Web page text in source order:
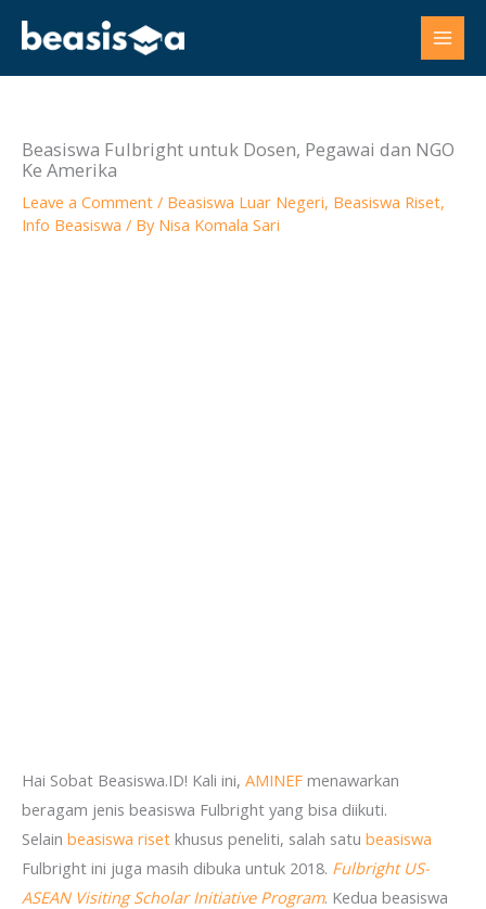
content
Beasiswa Fulbright untuk Dosen, Pegawai dan NGO
Ke Amerika
Leave a Comment / Beasiswa Luar Negeri, Beasiswa Riset,
Info Beasiswa / By Nisa Komala Sari
Hai Sobat Beasiswa.ID! Kali ini, AMINEF menawarkan
beragam jenis beasiswa Fulbright yang bisa diikuti.
Selain beasiswa riset khusus peneliti, salah satu beasiswa
Fulbright ini juga masih dibuka untuk 2018. Fulbright US-
ASEAN Visiting Scholar Initiative Program. Kedua beasiswa